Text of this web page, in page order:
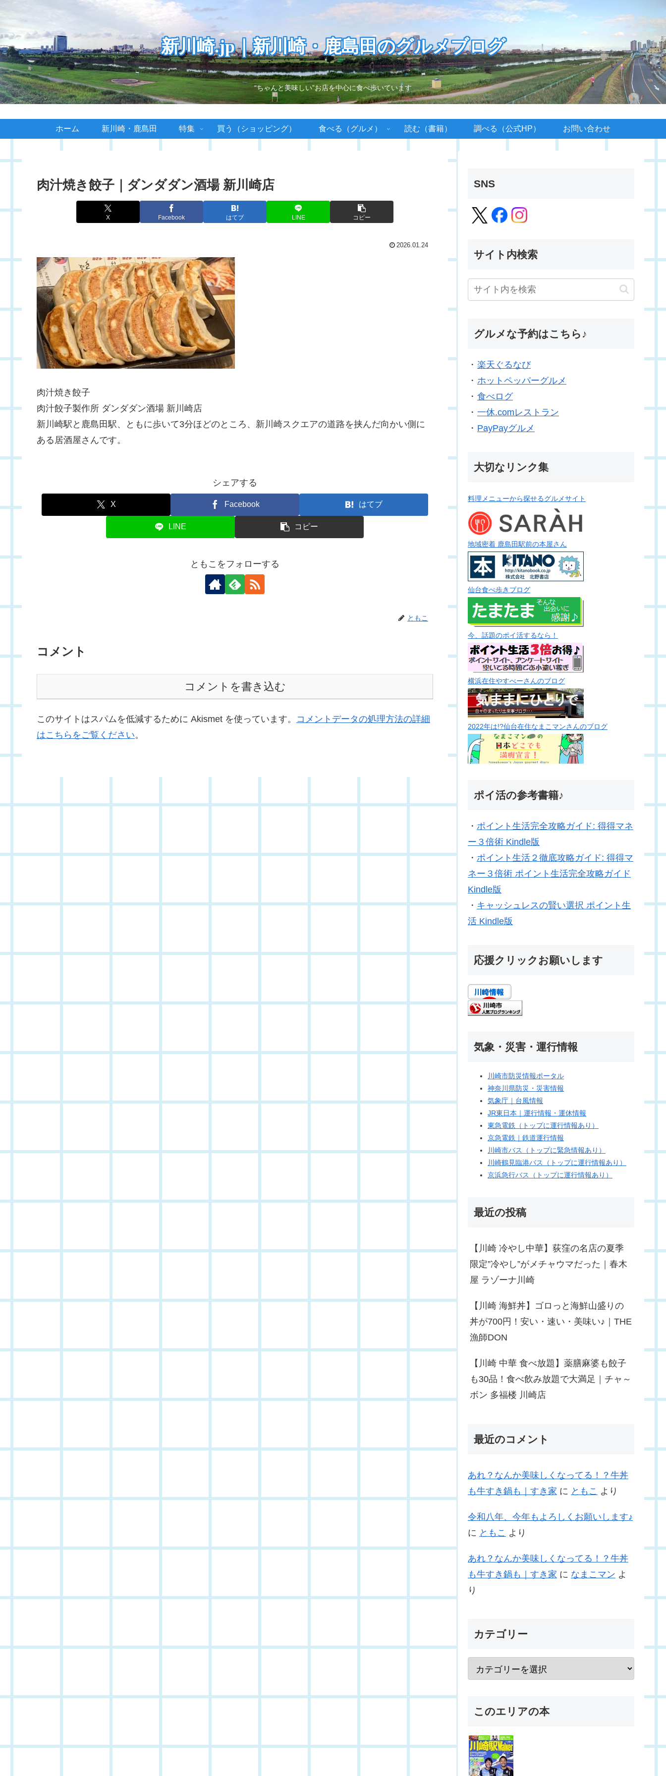
新川崎.jp｜新川崎・鹿島田のグルメブログ
“ちゃんと美味しい”お店を中心に食べ歩いています
ホーム 新川崎・鹿島田 特集 買う（ショッピング） 食べる（グルメ） 読む（書籍） 調べる（公式HP） お問い合わせ
肉汁焼き餃子｜ダンダダン酒場 新川崎店
X Facebook はてブ LINE コピー
2026.01.24
肉汁焼き餃子
肉汁餃子製作所 ダンダダン酒場 新川崎店
新川崎駅と鹿島田駅、ともに歩いて3分ほどのところ、新川崎スクエアの道路を挟んだ向かい側に
ある居酒屋さんです。
シェアする
X Facebook はてブ
LINE コピー
ともこをフォローする
ともこ
コメント
コメントを書き込む
このサイトはスパムを低減するために Akismet を使っています。 コメントデータの処理方法の詳細
はこちらをご覧ください。
SNS
サイト内検索
グルメな予約はこちら♪
・ 楽天ぐるなび
・ ホットペッパーグルメ
・ 食べログ
・ 一休.comレストラン
・ PayPayグルメ
大切なリンク集
料理メニューから探せるグルメサイト
地域密着 鹿島田駅前の本屋さん
仙台食べ歩きブログ
今、話題のポイ活するなら！
横浜在住やすべーさんのブログ
2022年は!?仙台在住なまこマンさんのブログ
ポイ活の参考書籍♪
・ ポイント生活完全攻略ガイド: 得得マネ
ー３倍術 Kindle版
・ ポイント生活２徹底攻略ガイド: 得得マ
ネー３倍術 ポイント生活完全攻略ガイド
Kindle版
・ キャッシュレスの賢い選択 ポイント生
活 Kindle版
応援クリックお願いします
気象・災害・運行情報
川崎市防災情報ポータル
神奈川県防災・災害情報
気象庁｜台風情報
JR東日本｜運行情報・運休情報
東急電鉄（トップに運行情報あり）
京急電鉄｜鉄道運行情報
川崎市バス（トップに緊急情報あり）
川崎鶴見臨港バス（トップに運行情報あり）
京浜急行バス（トップに運行情報あり）
最近の投稿
【川崎 冷やし中華】荻窪の名店の夏季
限定”冷やし”がメチャウマだった｜春木
屋 ラゾーナ川崎
【川崎 海鮮丼】ゴロっと海鮮山盛りの
丼が700円！安い・速い・美味い♪｜THE
漁師DON
【川崎 中華 食べ放題】薬膳麻婆も餃子
も30品！食べ飲み放題で大満足｜チャ～
ボン 多福楼 川崎店
最近のコメント
あれ？なんか美味しくなってる！？牛丼
も牛すき鍋も｜すき家 に ともこ より
令和八年、今年もよろしくお願いします♪
に ともこ より
あれ？なんか美味しくなってる！？牛丼
も牛すき鍋も｜すき家 に なまこマン よ
り
カテゴリー
このエリアの本